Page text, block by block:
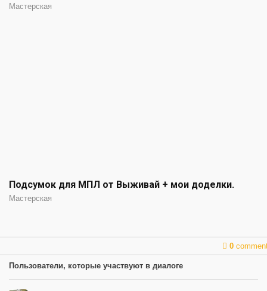
Мастерская
Подсумок для МПЛ от Выживай + мои доделки.
Мастерская
0
Пользователи, которые участвуют в диалоге